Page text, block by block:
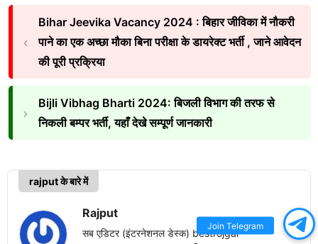
Bihar Jeevika Vacancy 2024 : बिहार जीविका में नौकरी
पाने का एक अच्छा मौका बिना परीक्षा के डायरेक्ट भर्ती , जाने आवेदन
की पूरी प्रक्रिया
Bijli Vibhag Bharti 2024: बिजली विभाग की तरफ से
निकली बम्पर भर्ती, यहाँ देखे सम्पूर्ण जानकारी
rajput के बारे में
Rajput
सब एडिटर (इंटरनेशनल डेस्क) bestrojgar
Join Telegram